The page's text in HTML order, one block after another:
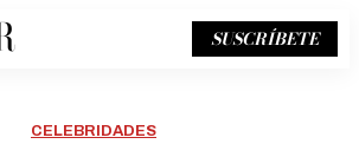
SUSCRÍBETE
CELEBRIDADES